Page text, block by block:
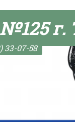
г.
33-07-58